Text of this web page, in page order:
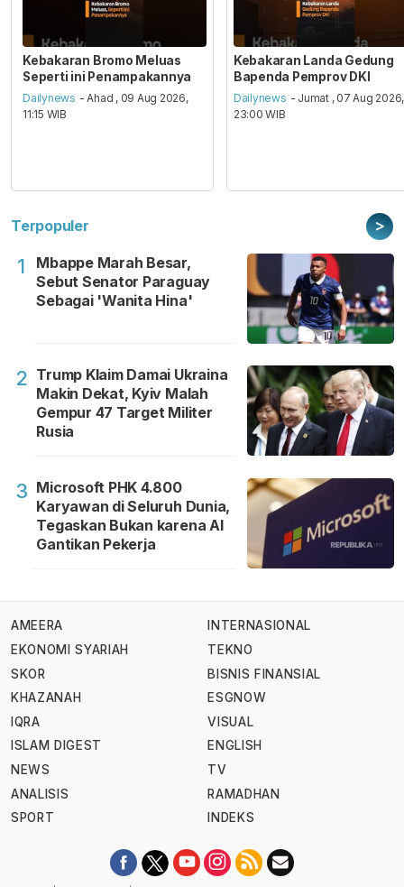
Kebakaran Bromo Meluas
Seperti ini Penampakannya
Dailynews - Ahad , 09 Aug 2026,
11:15 WIB
Kebakaran Landa Gedung
Bapenda Pemprov DKI
Dailynews - Jumat , 07 Aug 2026,
23:00 WIB
Terpopuler >
1
Mbappe Marah Besar,
Sebut Senator Paraguay
Sebagai 'Wanita Hina'
2 Trump Klaim Damai Ukraina
Makin Dekat, Kyiv Malah
Gempur 47 Target Militer
Rusia
3 Microsoft PHK 4.800
Karyawan di Seluruh Dunia,
Tegaskan Bukan karena AI
Gantikan Pekerja
AMEERA
EKONOMI SYARIAH
SKOR
KHAZANAH
IQRA
ISLAM DIGEST
NEWS
ANALISIS
SPORT
INTERNASIONAL
TEKNO
BISNIS FINANSIAL
ESGNOW
VISUAL
ENGLISH
TV
RAMADHAN
INDEKS